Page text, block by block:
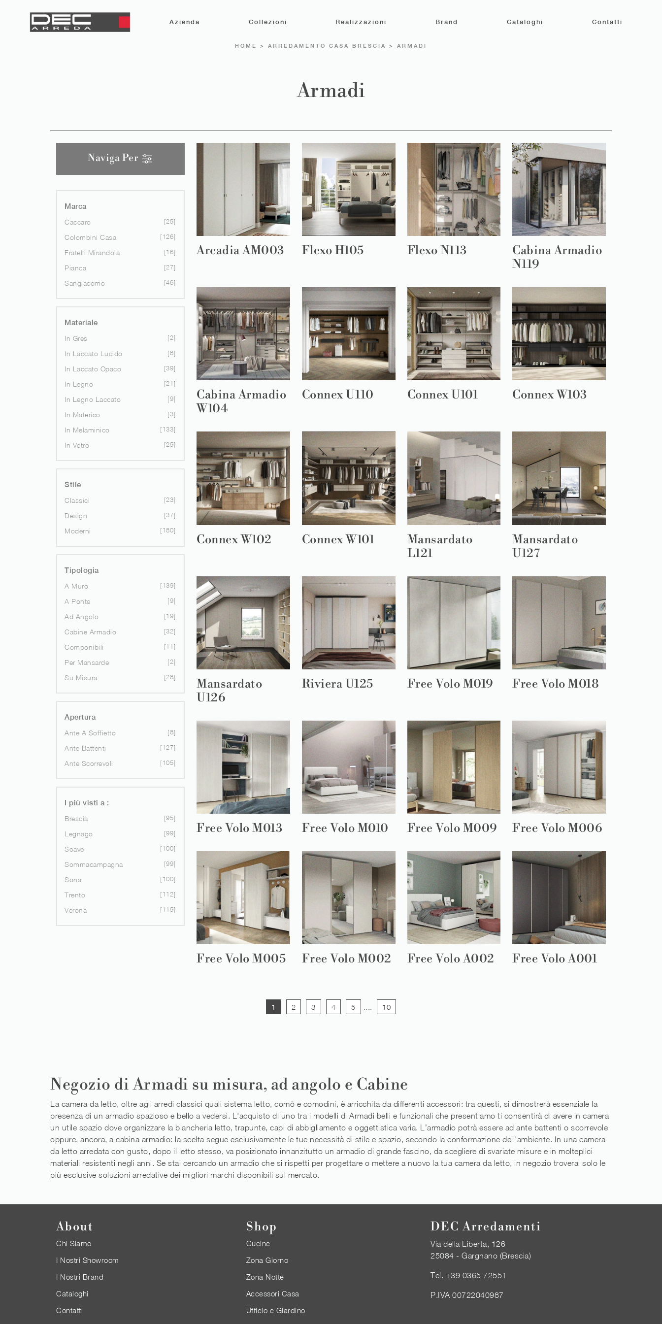
Azienda Collezioni Realizzazioni Brand Cataloghi Contatti
HOME > ARREDAMENTO CASA BRESCIA > ARMADI
Armadi
Naviga Per
Marca
Caccaro
25
Colombini Casa 126
Fratelli Mirandola 16
Pianca 27
Sangiacomo 46
Materiale
In Gres
2
In Laccato Lucido 8
In Laccato Opaco 39
In Legno 21
In Legno Laccato 9
In Materico 3
In Melaminico 133
In Vetro 25
Stile
Classici
23
Design 37
Moderni 180
Tipologia
A Muro
139
A Ponte 9
Ad Angolo 19
Cabine Armadio 32
Componibili 11
Per Mansarde 2
Su Misura 28
Apertura
Ante A Soffietto
8
Ante Battenti 127
Ante Scorrevoli 105
I più visti a :
Brescia
95
Legnago 99
Soave 100
Sommacampagna 99
Sona 100
Trento 112
Verona 115
Arcadia AM003 Flexo H105 Flexo N113
Cabina Armadio
N119
Cabina Armadio
W104
Connex U110 Connex U101 Connex W103
Connex W102 Connex W101
Mansardato
L121
Mansardato
U127
Mansardato
U126
Riviera U125 Free Volo M019 Free Volo M018
Free Volo M013 Free Volo M010 Free Volo M009 Free Volo M006
Free Volo M005 Free Volo M002 Free Volo A002 Free Volo A001
1 2 3 4 5 .... 10
Negozio di Armadi su misura, ad angolo e Cabine
La camera da letto, oltre agli arredi classici quali sistema letto, comò e comodini, è arricchita da differenti accessori: tra questi, si dimostrerà essenziale la
presenza di un armadio spazioso e bello a vedersi. L'acquisto di uno tra i modelli di Armadi belli e funzionali che presentiamo ti consentirà di avere in camera
un utile spazio dove organizzare la biancheria letto, trapunte, capi di abbigliamento e oggettistica varia. L’armadio potrà essere ad ante battenti o scorrevole
oppure, ancora, a cabina armadio: la scelta segue esclusivamente le tue necessità di stile e spazio, secondo la conformazione dell'ambiente. In una camera
da letto arredata con gusto, dopo il letto stesso, va posizionato innanzitutto un armadio di grande fascino, da scegliere di svariate misure e in molteplici
materiali resistenti negli anni. Se stai cercando un armadio che si rispetti per progettare o mettere a nuovo la tua camera da letto, in negozio troverai solo le
più esclusive soluzioni arredative dei migliori marchi disponibili sul mercato.
About
Chi Siamo
I Nostri Showroom
I Nostri Brand
Cataloghi
Contatti
Shop
Cucine
Zona Giorno
Zona Notte
Accessori Casa
Ufficio e Giardino
DEC Arredamenti
Via della Liberta, 126
25084 - Gargnano (Brescia)
Tel. +39 0365 72551
P.IVA 00722040987